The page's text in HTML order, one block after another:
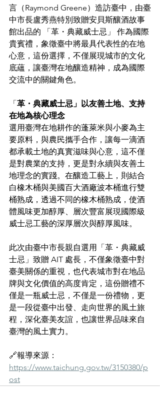
言（Raymond Greene）造訪臺中，由臺
中市長盧秀燕特別致贈安貝斯釀酒故事
館出品的 「革・典藏威士忌」 作為國際
貴賓禮，象徵臺中將最具代表性的在地
心意，這份選擇，不僅展現城市的文化
底蘊，讓臺灣在地釀造精神，成為國際
交流中的關鍵角色。
「革・典藏威士忌」以友善土地、支持
在地為核心理念
選用臺灣在地耕作的蓬萊米與小麥為主
要原料，與農民攜手合作，讓每一滴酒
都承載土地的真實滋味與心意，這不僅
是對農業的支持，更是對永續與友善土
地理念的實踐。在釀造工藝上，則結合
白橡木桶與美國百大酒廠波本桶進行雙
桶熟成，透過不同的橡木桶熟成，使酒
體風味更加醇厚、層次豐富展現國際級
威士忌工藝的深厚層次與醇厚風味。
此次由臺中市長親自選用「革・典藏威
士忌」致贈 AIT 處長，不僅象徵臺中對
臺美關係的重視，也代表城市對在地品
牌與文化價值的高度肯定，這份贈禮不
僅是一瓶威士忌，不僅是一份禮物，更
是一段從臺中出發、走向世界的風土旅
程，深化臺美友誼，也讓世界品味來自
臺灣的風土實力。
🔗報導來源：
https://www.taichung.gov.tw/3150380/p
ost